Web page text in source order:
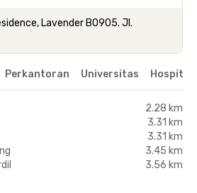
Lavender B0905. Jl.
Perkantoran Universitas Hospital
2.28 km
3.31 km
3.31 km
3.45 km
3.56 km